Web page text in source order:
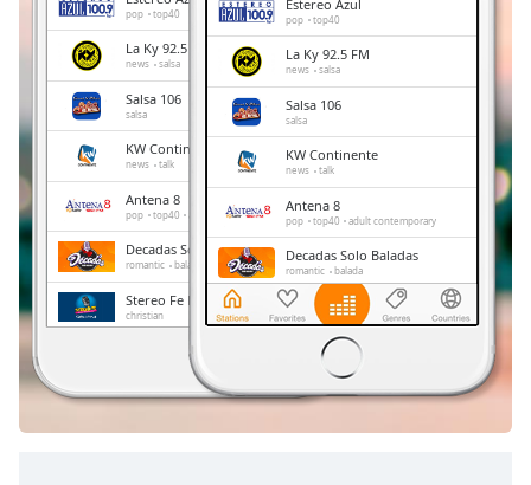
Playback
Chapters
Descriptions
descriptions
off,
Subtitles
subtitles
pop top40
La Ky 92.5 FM
news salsa
Salsa 106
salsa
KW Continente
news talk
Antena 8
pop top40 adult contemporary
Decadas Solo Baladas
romantic balada
Stereo Fe Radio
christian
Radio Chiriqui
sports
Estereo Azul
pop top40
La Ky 92.5 FM
news salsa
Salsa 106
salsa
KW Continente
news talk
Antena 8
pop top40 adult contemporary
Decadas Solo Baladas
romantic balada
Stereo Fe Radio
christian
Radio Chiriqui
talk sports